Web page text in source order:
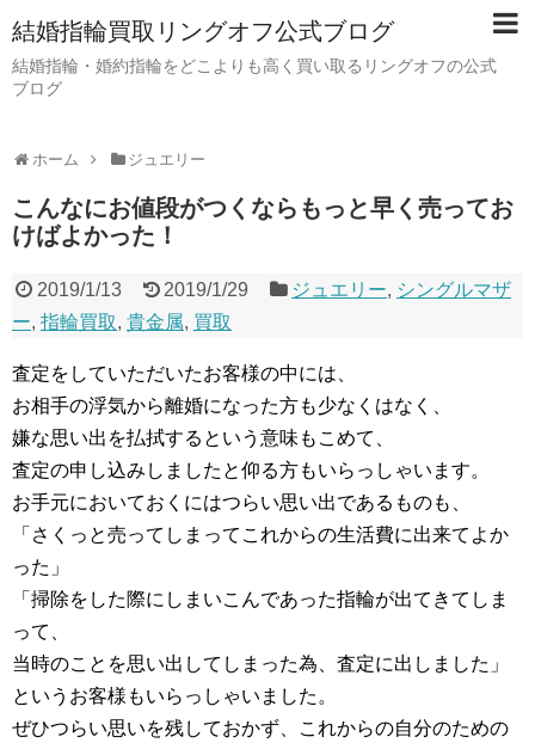
結婚指輪買取リングオフ公式ブログ
結婚指輪・婚約指輪をどこよりも高く買い取るリングオフの公式
ブログ
ホーム ジュエリー
こんなにお値段がつくならもっと早く売ってお
けばよかった！
2019/1/13 2019/1/29 ジュエリー, シングルマザ
ー, 指輪買取, 貴金属, 買取
査定をしていただいたお客様の中には、
お相手の浮気から離婚になった方も少なくはなく、
嫌な思い出を払拭するという意味もこめて、
査定の申し込みしましたと仰る方もいらっしゃいます。
お手元においておくにはつらい思い出であるものも、
「さくっと売ってしまってこれからの生活費に出来てよか
った」
「掃除をした際にしまいこんであった指輪が出てきてしま
って、
当時のことを思い出してしまった為、査定に出しました」
というお客様もいらっしゃいました。
ぜひつらい思いを残しておかず、これからの自分のための